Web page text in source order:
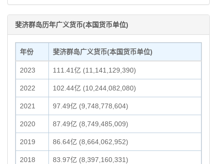
斐济群岛历年广义货币(本国货币单位)
年份 斐济群岛广义货币(本国货币单位)
2023 111.41亿 (11,141,129,390)
2022 102.44亿 (10,244,082,080)
2021 97.49亿 (9,748,778,604)
2020 87.49亿 (8,749,485,009)
2019 86.64亿 (8,664,062,952)
2018 83.97亿 (8,397,160,331)